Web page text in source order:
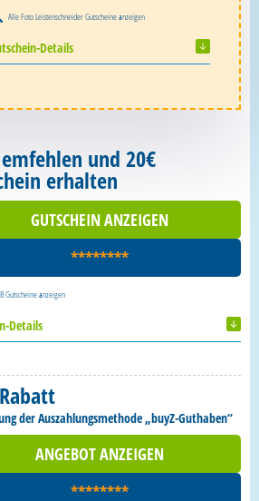
AlleFoto Leistenschneider Gutscheineanzeigen
Details
und 20€
erhalten
GUTSCHEIN ANZEIGEN
********
Gutscheineanzeigen
Details
der Auszahlungsmethode „buyZ-Guthaben“
ANGEBOT ANZEIGEN
********